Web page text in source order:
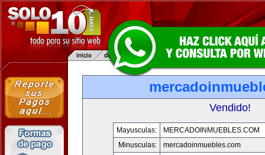
Vendido!
Mayusculas:
MERCADOINMUEBLES.COM
Minusculas:
mercadoinmuebles.com